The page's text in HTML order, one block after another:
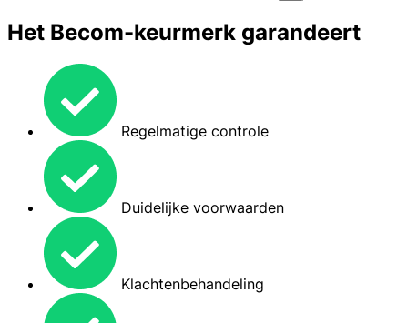
Het Becom-keurmerk garandeert
Regelmatige controle
Duidelijke voorwaarden
Klachtenbehandeling